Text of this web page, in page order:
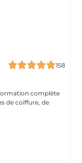
158
complète
de coiffure, de